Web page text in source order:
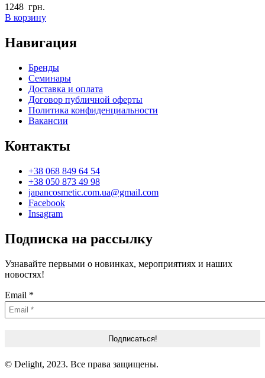
1248 грн.
В корзину
Навигация
Бренды
Семинары
Доставка и оплата
Договор публичной оферты
Политика конфиденциальности
Вакансии
Контакты
+38 068 849 64 54
+38 050 873 49 98
japancosmetic.com.ua@gmail.com
Facebook
Insagram
Подписка на рассылку
Узнавайте первыми о новинках, мероприятиях и наших
новостях!
Email *
© Delight, 2023. Все права защищены.